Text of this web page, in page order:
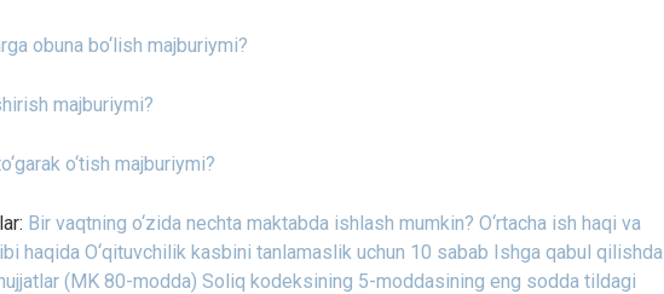
obuna bo‘lish majburiymi?
majburiymi?
o‘tish majburiymi?
Bir vaqtning o‘zida nechta maktabda ishlash mumkin? O‘rtacha ish haqi va
haqida O‘qituvchilik kasbini tanlamaslik uchun 10 sabab Ishga qabul qilishda
(MK 80-modda) Soliq kodeksining 5-moddasining eng sodda tildagi